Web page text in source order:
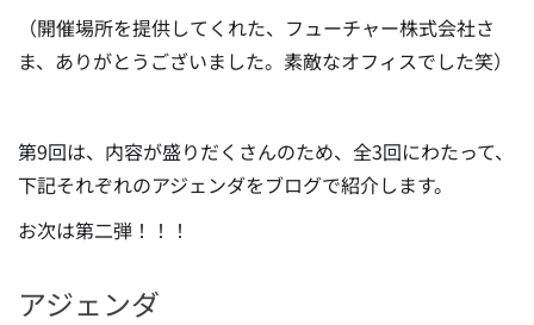
（開催場所を提供してくれた、フューチャー株式会社さ
ま、ありがとうございました。素敵なオフィスでした笑）
第9回は、内容が盛りだくさんのため、全3回にわたって、
下記それぞれのアジェンダをブログで紹介します。
お次は第二弾！！！
アジェンダ